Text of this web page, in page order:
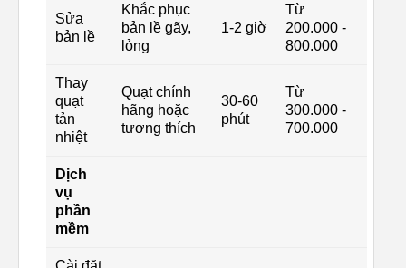
Sửa
bản lề
Khắc phục
bản lề gãy,
lỏng
1-2 giờ
Từ
200.000 -
800.000
Thay
quạt
tản
nhiệt
Quạt chính
hãng hoặc
tương thích
30-60
phút
Từ
300.000 -
700.000
Dịch
vụ
phần
mềm